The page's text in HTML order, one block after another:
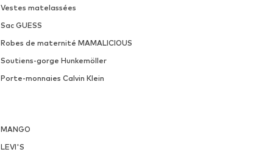
Vestes matelassées
Sac GUESS
Robes de maternité MAMALICIOUS
Soutiens-gorge Hunkemöller
Porte-monnaies Calvin Klein
MANGO
LEVI'S